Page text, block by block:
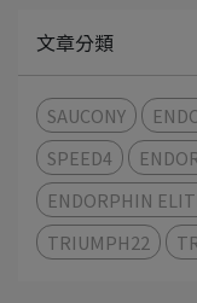
文章分類
SAUCONY
SPEED4
ENDORPHIN
TRIUMPH22